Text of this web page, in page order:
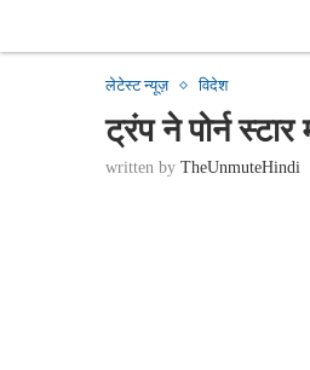
लेटेस्ट न्यूज़ विदेश
ट्रंप ने पोर्न
written by TheUnmuteHindi